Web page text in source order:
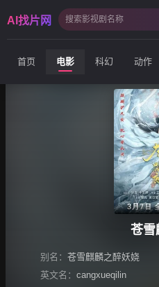
AI找片网
首页 电影 科幻 动作
苍雪
别名： 苍雪麒麟之醉妖娆
英文名： cangxueqilin